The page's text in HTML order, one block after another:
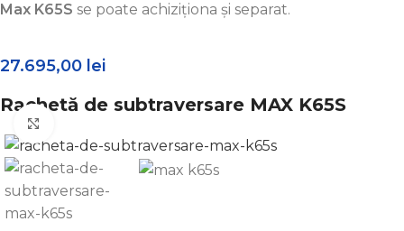
Max K65S se poate achiziționa și separat.
27.695,00 lei
Rachetă de subtraversare MAX K65S